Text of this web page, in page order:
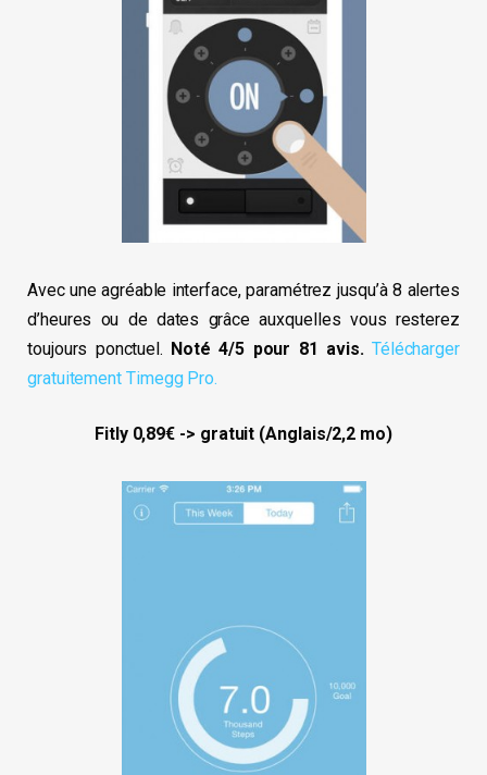
Avec une agréable interface, paramétrez jusqu’à 8 alertes
d’heures ou de dates grâce auxquelles vous resterez
toujours ponctuel. Noté 4/5 pour 81 avis. Télécharger
gratuitement Timegg Pro.
Fitly 0,89€ -> gratuit (Anglais/2,2 mo)